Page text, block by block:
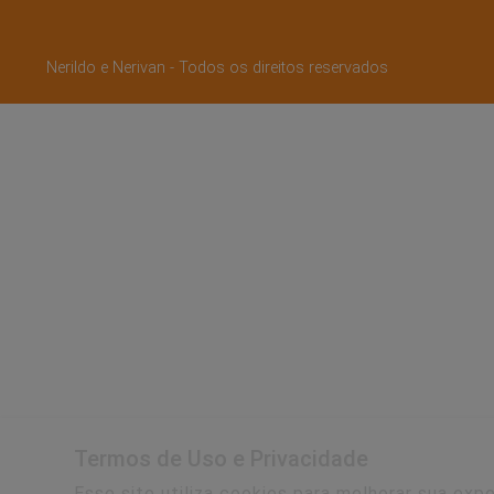
Nerildo e Nerivan - Todos os direitos reservados